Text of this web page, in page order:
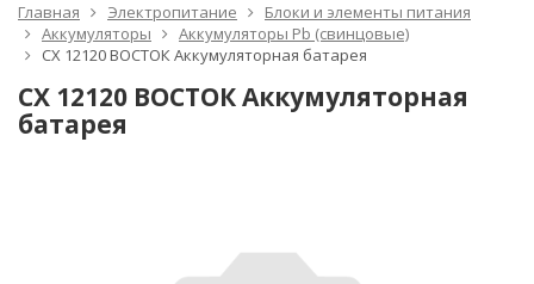
Главная Электропитание
Блоки и элементы питания
Аккумуляторы
Аккумуляторы Pb (свинцовые)
СХ 12120 ВОСТОК Аккумуляторная батарея
СХ 12120 ВОСТОК Аккумуляторная
батарея